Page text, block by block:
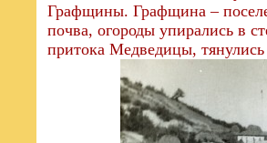
Графщины. Графщина –
почва, огороды упирались в
притока Медведицы,